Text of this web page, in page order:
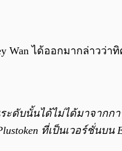
ได้ออกมากล่าวว่า
ดับนั้นได้ไม่ได้มาจากก
ที่เป็นเวอร์ชั่นบน